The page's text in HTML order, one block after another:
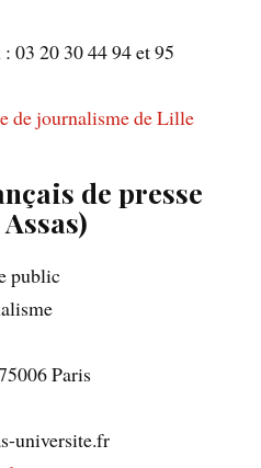
03 20 30 44 94 et 95
de journalisme de Lille
de presse
public
Paris
universite.fr